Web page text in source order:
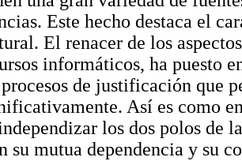
Este hecho destaca el
El renacer de los
informáticos, ha puesto
de justificación que
Así es como
los dos polos de
su mutua dependencia y su